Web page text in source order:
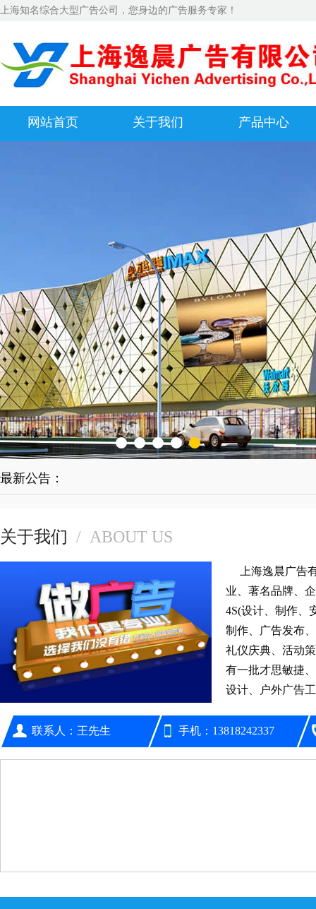
上海知名综合大型广告公司，您身边的广告服务专家！
网站首页 关于我们 产品中心
最新公告：
关于我们 / ABOUT US
上海逸晨广告
业、著名品牌、
4S(设计、制作、
制作、广告发布
礼仪庆典、活动
有一批才思敏捷
设计、户外广告
联系人：王先生
手机：13818242337